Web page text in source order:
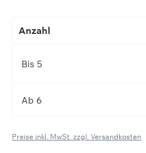
Anzahl
Bis 5
Ab 6
Preise inkl. MwSt. zzgl. Versandkosten